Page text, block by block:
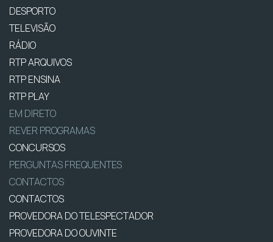
DESPORTO
TELEVISÃO
RÁDIO
RTP ARQUIVOS
RTP ENSINA
RTP PLAY
EM DIRETO
REVER PROGRAMAS
CONCURSOS
PERGUNTAS FREQUENTES
CONTACTOS
CONTACTOS
PROVEDORA DO TELESPECTADOR
PROVEDORA DO OUVINTE